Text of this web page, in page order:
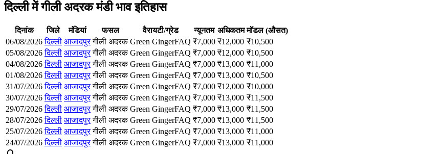
दिल्ली में गीली अदरक मंडी भाव इतिहास
दिनांक जिले मंडियां फसल वैरायटी/ग्रेड न्यूनतम अधिकतम मॉडल (औसत)
06/08/2026 दिल्ली आजादपुर गीली अदरक Green GingerFAQ ₹7,000 ₹12,000 ₹10,500
05/08/2026 दिल्ली आजादपुर गीली अदरक Green GingerFAQ ₹7,000 ₹12,000 ₹10,500
04/08/2026 दिल्ली आजादपुर गीली अदरक Green GingerFAQ ₹7,000 ₹13,000 ₹11,000
01/08/2026 दिल्ली आजादपुर गीली अदरक Green GingerFAQ ₹7,000 ₹13,000 ₹10,500
31/07/2026 दिल्ली आजादपुर गीली अदरक Green GingerFAQ ₹7,000 ₹12,000 ₹10,000
30/07/2026 दिल्ली आजादपुर गीली अदरक Green GingerFAQ ₹7,000 ₹13,000 ₹11,500
29/07/2026 दिल्ली आजादपुर गीली अदरक Green GingerFAQ ₹7,000 ₹13,000 ₹11,500
28/07/2026 दिल्ली आजादपुर गीली अदरक Green GingerFAQ ₹7,000 ₹13,000 ₹11,500
25/07/2026 दिल्ली आजादपुर गीली अदरक Green GingerFAQ ₹7,000 ₹13,000 ₹11,000
24/07/2026 दिल्ली आजादपुर गीली अदरक Green GingerFAQ ₹7,000 ₹13,000 ₹11,000